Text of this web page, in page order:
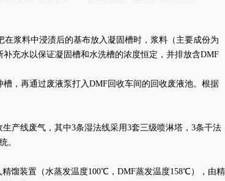
浆料中浸渍后的基布放入凝固槽时，浆料（主要成份为
充水以保证凝固槽和水洗槽的浓度恒定，并排放含DMF
，再通过废液泵打入DMF回收车间的回收废液池。根据
产线废气，其中3条湿法线采用3套三级喷淋塔，3条干法
。
馏装置（水蒸发温度100℃，DMF蒸发温度158℃），由精